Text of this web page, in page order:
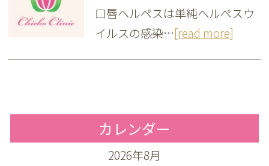
口唇ヘルペスは単純ヘルペスウ
イルスの感染…[read more]
カレンダー
2026年8月